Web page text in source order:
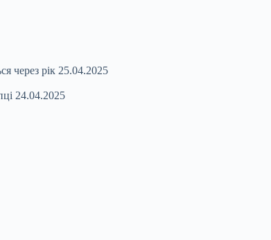
через рік 25.04.2025
24.04.2025